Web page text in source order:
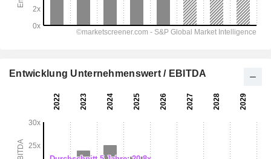
Entwicklung Unternehmenswert / EBITDA